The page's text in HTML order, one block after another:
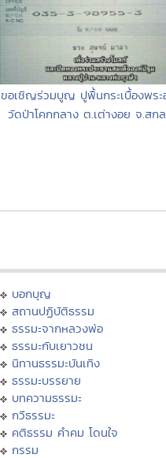
ขอเชิญร่วมบูญ ปูพื้นกระเบื้องพระ
วัดป่าโคกกลาง ต.เต่างอย จ.สก
บอกบุญ
สถานปฏิบัติธรรม
ธรรมะจากหลวงพ่อ
ธรรมะกับเยาวชน
นิทานธรรมะบันเทิง
ธรรมะบรรยาย
บทความธรรมะ
กวีธรรมะ
คติธรรม คำคม โดนใจ
กรรม